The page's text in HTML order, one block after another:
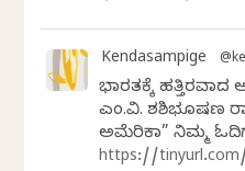
Kendasampige
ಭಾರತಕ್ಕೆ ಹತ್ತಿರವಾದ
ಎಂ.ವಿ. ಶಶಿಭೂಷಣ
ಅಮೆರಿಕಾ” ನಿಮ್ಮ
https://